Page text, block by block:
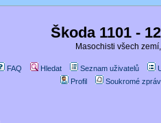
Škoda 1101 -
Masochisti všech
FAQ Hledat Seznam uživatelů
Profil
Soukromé